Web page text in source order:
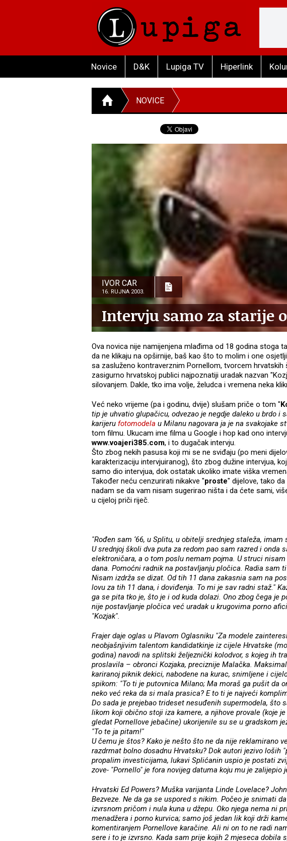
Novice D&K Lupiga TV Hiperlink
NOVICE
IVOR CAR
16. RUJNA 2003.
Intervju samo za starije
Ova novica nije namijenjena mlađima od 18 godina stoga
da ne klikaju na opširnije, baš kao što to molim i one
sa zasluženo kontraverznim Pornellom, tvorcem hrvatskih
zasigurno hrvatskoj publici najpoznatiji uradak nazvan
silovanjem. Dakle, tko ima volje, želudca i vremena neka
Već neko vrijeme (pa i godinu, dvije) slušam priče o tom "
tip je uhvatio glupačicu, odvezao je negdje daleko u brdo i
karijeru fotomodela u Milanu nagovara ja je na svakojake
tom filmu. Ukucam ime filma u Google i hop kad ono
www.voajeri385.com, i to dugačak intervju.
Što zbog nekih pasusa koji mi se ne sviđaju (po meni
karakterizaciju intervjuiranog), što zbog dužine intervjua,
samo dio intervjua, dok ostatak ukoliko imate viška
Također neću cenzurirati nikakve "proste" dijelove, tako
nadam se da vam nisam sugerirao ništa i da ćete sami,
u cijeloj priči riječ.
"Rođen sam ‘66, u Splitu, u obitelji srednjeg staleža, imam
U srednjoj školi dva puta za redom pao sam razred i onda
elektroničara, a o tom poslu nemam pojma. U struci
dana. Pomoćni radnik na postavljanju pločica. Radia sam
Nisam izdrža se dizat. Od tih 11 dana zakasnia sam na
lovu za tih 11 dana, i doviđenja. To mi je sav radni staž."
ga se pita tko je, što je i od kuda dolazi. Ono zbog čega je
nije postavljanje pločica već uradak u krugovima porno
"Kozjak".
Frajer daje oglas u Plavom Oglasniku "Za modele
neobjašnjivim talentom kandidatkinje iz cijele Hrvatske
godina) navodi na splitski željeznički kolodvor, s kojeg ih
proslavila – obronci Kozjaka, preciznije Malačka.
kariranoj piknik dekici, nabodene na kurac, snimljene i
spikom: "To ti je putovnica Milano; Ma moraš ga pušit da
neko već reka da si mala prasica? E to ti je najveći
Do sada je prejebao trideset nesuđenih supermodela, što
likom koji obično stoji iza kamere, a njihove provale (koje
gledat Pornellove jebačine) ukorijenile su se u gradskom
"To te ja pitam!"
U čemu je štos? Kako je nešto što ne da nije reklamirano
razdrmat bolno dosadnu Hrvatsku? Dok autori jezivo loših
propalim investicijama, lukavi Splićanin uspio je postati
zove- "Pornello" je fora novijeg datuma koju mu je
Hrvatski Ed Powers? Muška varijanta Linde Lovelace?
Bezveze. Ne da ga se uspored s nikim. Počeo je snimati
izvrsnom pričom i nula kuna u džepu. Oko njega nema ni
menadžera i porno kurvica; samo još jedan lik koji drži
komentiranjem Pornellove karačine. Ali ni on to ne radi
sere i to je izvrsno. Kada sam prije kojih 2 mjeseca dobila